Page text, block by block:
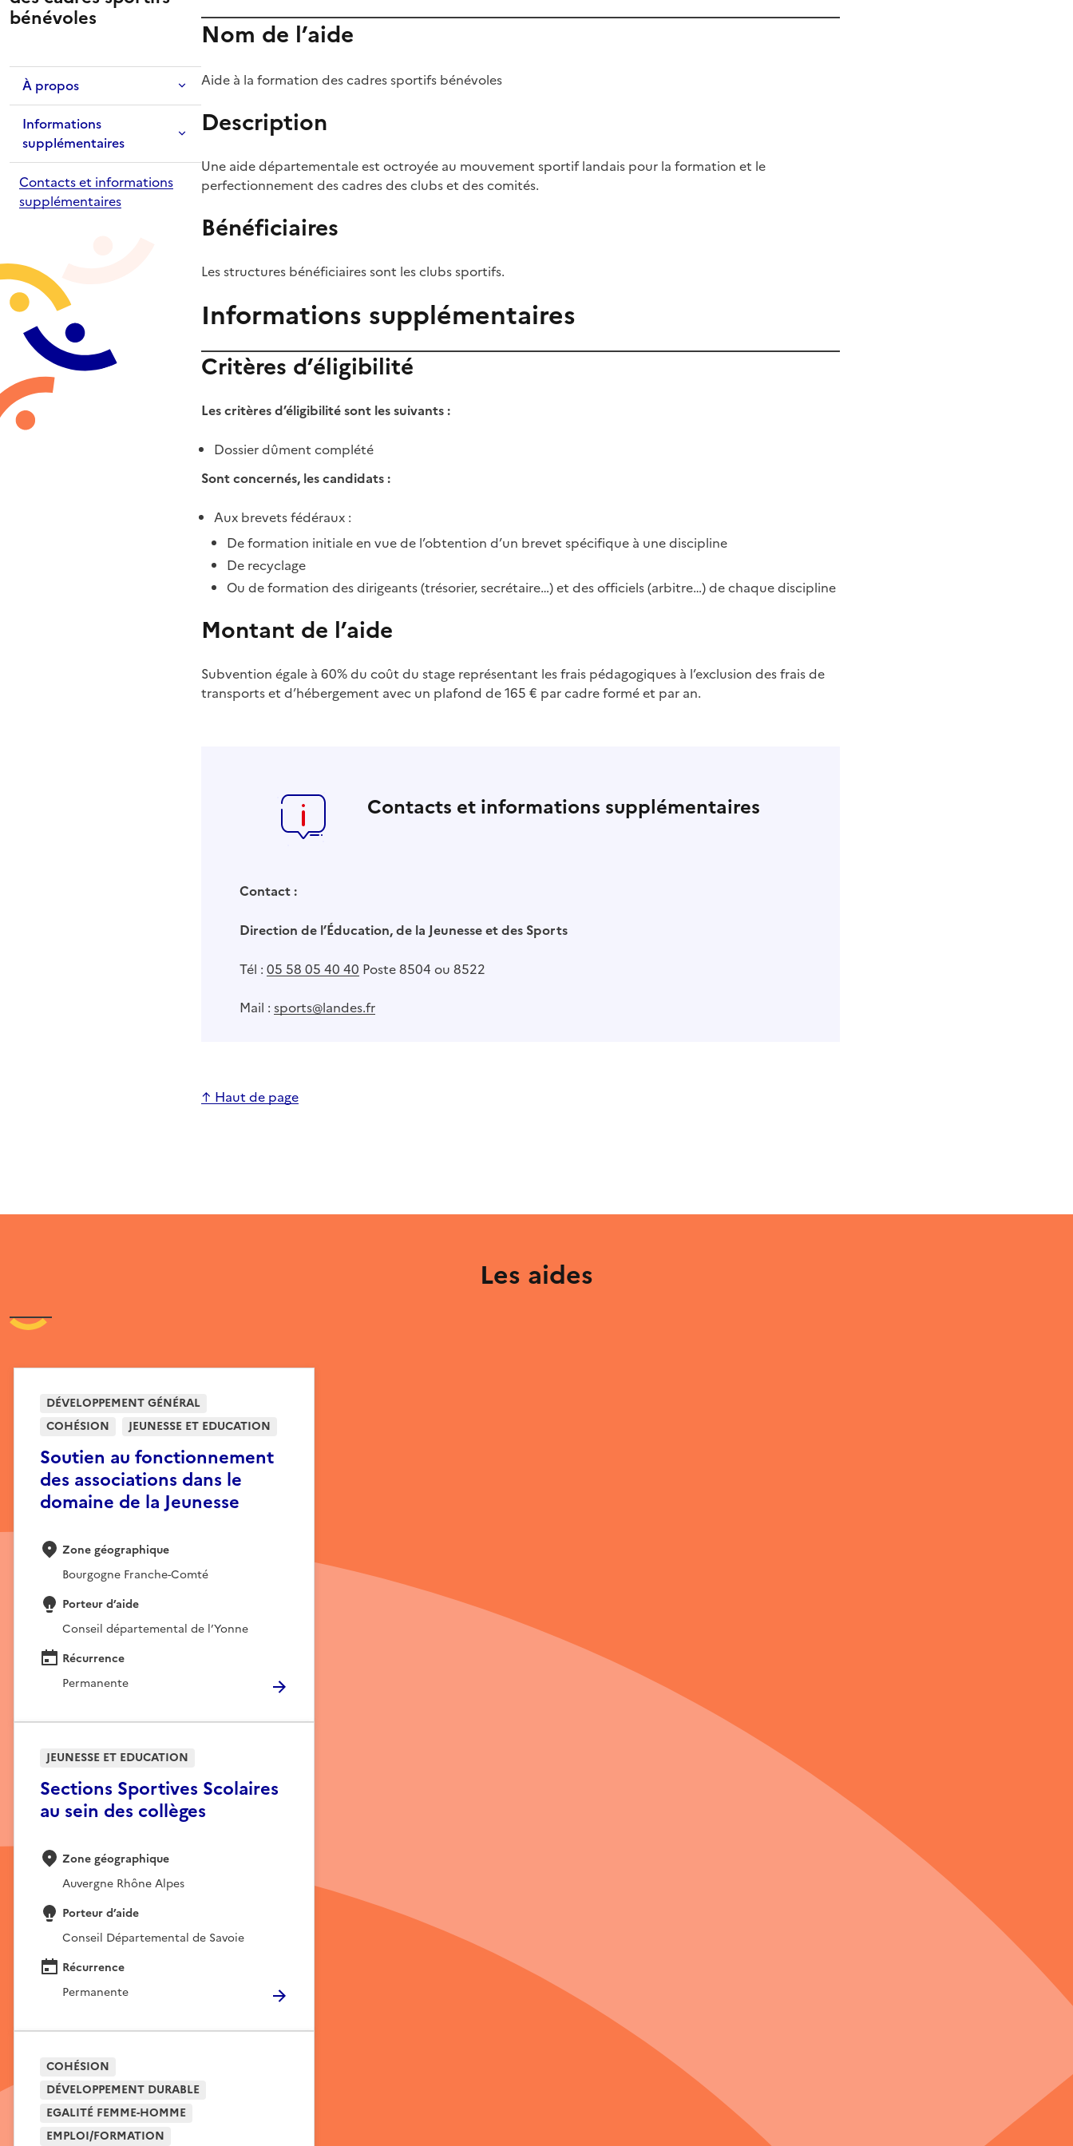
bénévoles
À propos
Informations
supplémentaires
Contacts et informations
supplémentaires
Nom de l’aide
Aide à la formation des cadres sportifs bénévoles
Description
Une aide départementale est octroyée au mouvement sportif landais pour la formation et le
perfectionnement des cadres des clubs et des comités.
Bénéficiaires
Les structures bénéficiaires sont les clubs sportifs.
Informations supplémentaires
Critères d’éligibilité
Les critères d’éligibilité sont les suivants :
Dossier dûment complété
Sont concernés, les candidats :
Aux brevets fédéraux :
De formation initiale en vue de l’obtention d’un brevet spécifique à une discipline
De recyclage
Ou de formation des dirigeants (trésorier, secrétaire…) et des officiels (arbitre…) de chaque discipline
Montant de l’aide
Subvention égale à 60% du coût du stage représentant les frais pédagogiques à l’exclusion des frais de
transports et d’hébergement avec un plafond de 165 € par cadre formé et par an.
Contacts et informations supplémentaires
Contact :
Direction de l’Éducation, de la Jeunesse et des Sports
Tél : 05 58 05 40 40 Poste 8504 ou 8522
Mail : sports@landes.fr
↑ Haut de page
Les aides
Soutien au fonctionnement
des associations dans le
domaine de la Jeunesse
DÉVELOPPEMENT GÉNÉRAL
COHÉSION
JEUNESSE ET EDUCATION
Zone géographique
Bourgogne Franche-Comté
Porteur d’aide
Conseil départemental de l’Yonne
Récurrence
Permanente
Sections Sportives Scolaires
au sein des collèges
JEUNESSE ET EDUCATION
Zone géographique
Auvergne Rhône Alpes
Porteur d’aide
Conseil Départemental de Savoie
Récurrence
Permanente
COHÉSION
DÉVELOPPEMENT DURABLE
EGALITÉ FEMME-HOMME
EMPLOI/FORMATION